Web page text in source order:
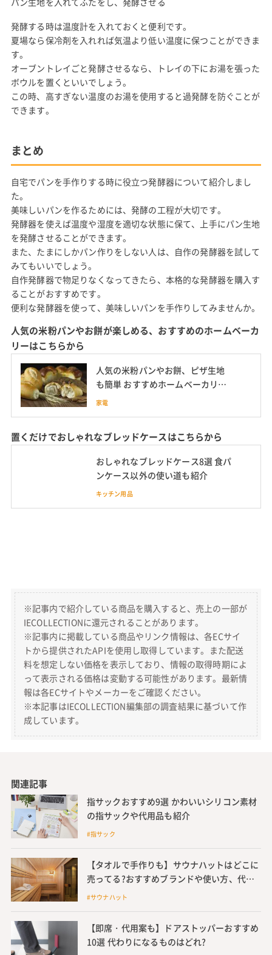
発酵する時は温度計を入れておくと便利です。
夏場なら保冷剤を入れれば気温より低い温度に保つことができま
す。
オーブントレイごと発酵させるなら、トレイの下にお湯を張った
ボウルを置くといいでしょう。
この時、高すぎない温度のお湯を使用すると過発酵を防ぐことが
できます。
まとめ
自宅でパンを手作りする時に役立つ発酵器について紹介しまし
た。
美味しいパンを作るためには、発酵の工程が大切です。
発酵器を使えば温度や湿度を適切な状態に保て、上手にパン生地
を発酵させることができます。
また、たまにしかパン作りをしない人は、自作の発酵器を試して
みてもいいでしょう。
自作発酵器で物足りなくなってきたら、本格的な発酵器を購入す
ることがおすすめです。
便利な発酵器を使って、美味しいパンを手作りしてみませんか。
人気の米粉パンやお餅が楽しめる、おすすめのホームベーカ
リーはこちらから
人気の米粉パンやお餅、ピザ生地
も簡単 おすすめホームベーカリー
10選 SIROCAや象印の最新機種を
家電
置くだけでおしゃれなブレッドケースはこちらから
おしゃれなブレッドケース8選 食パ
ンケース以外の使い道も紹介
キッチン用品
※記事内で紹介している商品を購入すると、売上の一部が
IECOLLECTIONに還元されることがあります。
※記事内に掲載している商品やリンク情報は、各ECサイ
トから提供されたAPIを使用し取得しています。また配送
料を想定しない価格を表示しており、情報の取得時期によ
って表示される価格は変動する可能性があります。最新情
報は各ECサイトやメーカーをご確認ください。
※本記事はIECOLLECTION編集部の調査結果に基づいて作
成しています。
関連記事
指サックおすすめ9選 かわいいシリコン素材
の指サックや代用品も紹介
#指サック
【タオルで手作りも】サウナハットはどこに
売ってる?おすすめブランドや使い方、代用
方法も
#サウナハット
【即席・代用案も】ドアストッパーおすすめ
10選 代わりになるものはどれ?